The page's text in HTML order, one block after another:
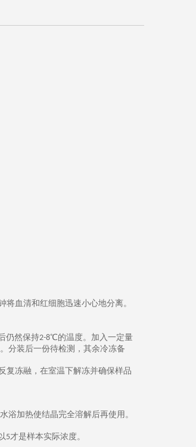
将血清和红细胞迅速小心地分离。
仍然保持2-8℃的温度。加入一定量
分装后一份待检测，其余冷冻备
复冻融，在室温下解冻并确保样品
浴加热使结晶完全溶解后再使用。
5才是样本实际浓度。